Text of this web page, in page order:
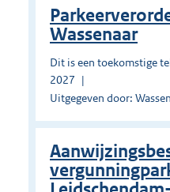
Wassenaar
Dit is een toekomstige
2027
Uitgegeven door: